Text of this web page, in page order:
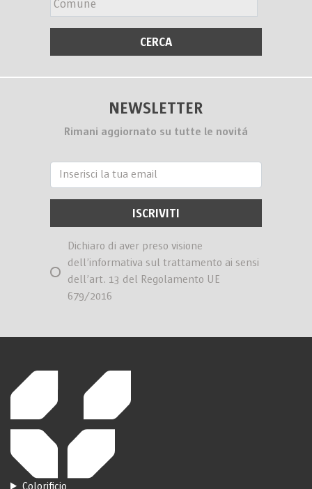
NEWSLETTER
Rimani aggiornato su tutte le novitá
Dichiaro di aver preso visione
dell’informativa sul trattamento ai sensi
dell’art. 13 del Regolamento UE
679/2016